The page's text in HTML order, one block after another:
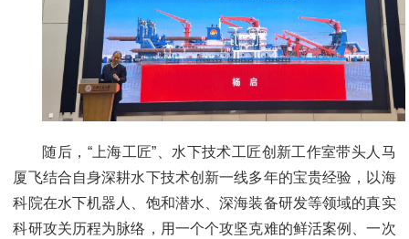
随后，“上海工匠”、水下技术工匠创新工作室带头人马
厦飞结合自身深耕水下技术创新一线多年的宝贵经验，以海
科院在水下机器人、饱和潜水、深海装备研发等领域的真实
科研攻关历程为脉络，用一个个攻坚克难的鲜活案例、一次